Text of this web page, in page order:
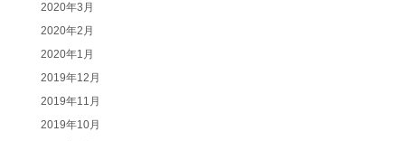
2020年3月
2020年2月
2020年1月
2019年12月
2019年11月
2019年10月